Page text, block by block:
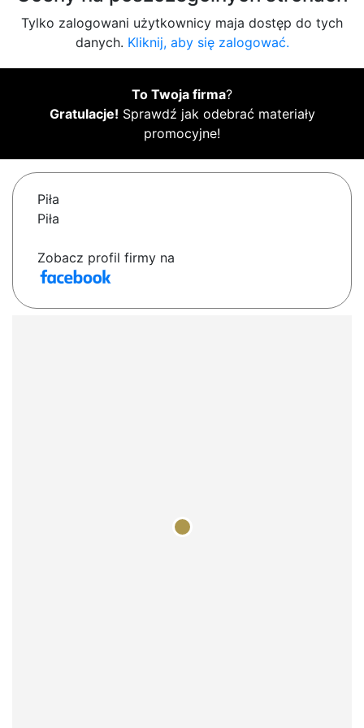
Tylko zalogowani użytkownicy maja dostęp do tych
danych. Kliknij, aby się zalogować.
To Twoja firma?
Gratulacje! Sprawdź jak odebrać materiały
promocyjne!
Piła
Piła
Zobacz profil firmy na